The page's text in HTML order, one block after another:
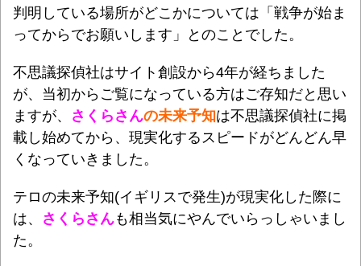
判明している場所がどこかについては「戦争が始ま
ってからでお願いします」とのことでした。
不思議探偵社はサイト創設から4年が経ちました
が、当初からご覧になっている方はご存知だと思い
ますが、 さくらさんの未来予知は不思議探偵社に掲
載し始めてから、現実化するスピードがどんどん早
くなっていきました。
テロの未来予知(イギリスで発生)が現実化した際に
は、 さくらさんも相当気にやんでいらっしゃいまし
た。